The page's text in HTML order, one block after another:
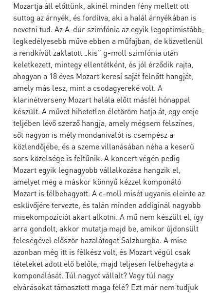
Mozartja áll előttünk, akinél minden fény mellett ott
suttog az árnyék, és fordítva, aki a halál árnyékában is
nevetni tud. Az A-dúr szimfónia az egyik legoptimistább,
legkedélyesebb műve ebben a műfajban, de közvetlenül
a rendkívül zaklatott „kis” g-moll szimfónia után
keletkezett, mintegy ellentétként, és jól érződik rajta,
ahogyan a 18 éves Mozart keresi saját felnőtt hangját,
amely más lesz, mint a csodagyereké volt. A
klarinétverseny Mozart halála előtt másfél hónappal
készült. A művet hihetetlen életöröm hatja át, egy ereje
teljében lévő szerző hangja, amely mégsem felszínes,
sőt nagyon is mély mondanivalót is csempész a
közlendőjébe, és a szeme villanásában néha a keserű
sors közelsége is feltűnik. A koncert végén pedig
Mozart egyik legnagyobb vállalkozása hangzik el,
amelyet még a máskor könnyű kézzel komponáló
Mozart is félbehagyott. A c-moll misét ugyanis eleinte az
esküvőjére tervezte, és talán minden addiginál nagyobb
misekompozíciót akart alkotni. A mű nem készült el, így
arra gondolt, akkor mutatja majd be, amikor újdonsült
feleségével először hazalátogat Salzburgba. A mise
azonban még itt is félkész volt, és Mozart végül csak
tételeket adott elő belőle, majd teljesen félbehagyta a
komponálását. Túl nagyot vállalt? Vagy túl nagy
elvárásokat támasztott maga felé? Ezt már nem tudjuk